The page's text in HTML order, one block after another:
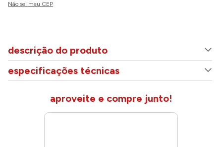
Não sei meu CEP
descrição do produto
especificações técnicas
aproveite e compre junto!